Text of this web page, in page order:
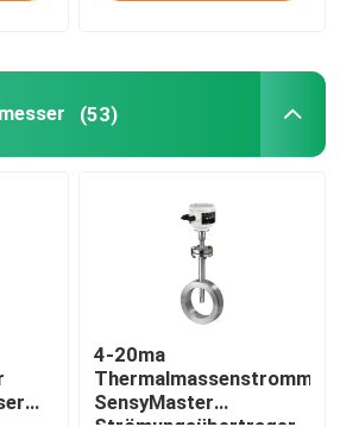
des Flüssigkeitsflusses
(53)
4-20ma
SensyMaster